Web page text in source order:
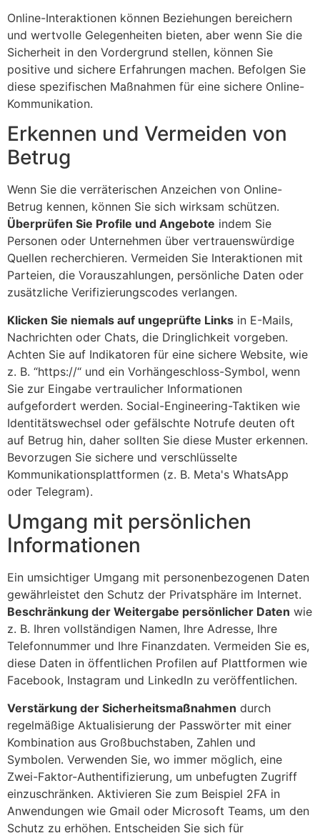
Online-Interaktionen können Beziehungen bereichern
und wertvolle Gelegenheiten bieten, aber wenn Sie die
Sicherheit in den Vordergrund stellen, können Sie
positive und sichere Erfahrungen machen. Befolgen Sie
diese spezifischen Maßnahmen für eine sichere Online-
Kommunikation.
Erkennen und Vermeiden von
Betrug
Wenn Sie die verräterischen Anzeichen von Online-
Betrug kennen, können Sie sich wirksam schützen.
Überprüfen Sie Profile und Angebote indem Sie
Personen oder Unternehmen über vertrauenswürdige
Quellen recherchieren. Vermeiden Sie Interaktionen mit
Parteien, die Vorauszahlungen, persönliche Daten oder
zusätzliche Verifizierungscodes verlangen.
Klicken Sie niemals auf ungeprüfte Links in E-Mails,
Nachrichten oder Chats, die Dringlichkeit vorgeben.
Achten Sie auf Indikatoren für eine sichere Website, wie
z. B. “https://“ und ein Vorhängeschloss-Symbol, wenn
Sie zur Eingabe vertraulicher Informationen
aufgefordert werden. Social-Engineering-Taktiken wie
Identitätswechsel oder gefälschte Notrufe deuten oft
auf Betrug hin, daher sollten Sie diese Muster erkennen.
Bevorzugen Sie sichere und verschlüsselte
Kommunikationsplattformen (z. B. Meta's WhatsApp
oder Telegram).
Umgang mit persönlichen
Informationen
Ein umsichtiger Umgang mit personenbezogenen Daten
gewährleistet den Schutz der Privatsphäre im Internet.
Beschränkung der Weitergabe persönlicher Daten wie
z. B. Ihren vollständigen Namen, Ihre Adresse, Ihre
Telefonnummer und Ihre Finanzdaten. Vermeiden Sie es,
diese Daten in öffentlichen Profilen auf Plattformen wie
Facebook, Instagram und LinkedIn zu veröffentlichen.
Verstärkung der Sicherheitsmaßnahmen durch
regelmäßige Aktualisierung der Passwörter mit einer
Kombination aus Großbuchstaben, Zahlen und
Symbolen. Verwenden Sie, wo immer möglich, eine
Zwei-Faktor-Authentifizierung, um unbefugten Zugriff
einzuschränken. Aktivieren Sie zum Beispiel 2FA in
Anwendungen wie Gmail oder Microsoft Teams, um den
Schutz zu erhöhen. Entscheiden Sie sich für